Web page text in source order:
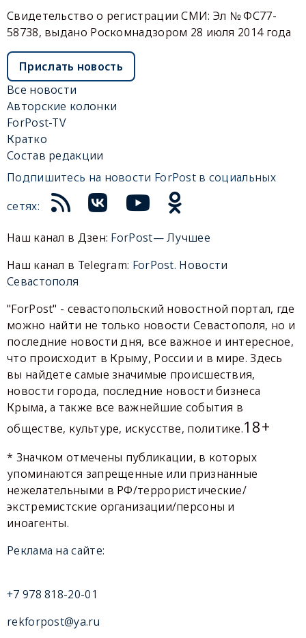
Свидетельство о регистрации СМИ: Эл № ФС77-
58738, выдано Роскомнадзором 28 июля 2014 года
Прислать новость
Все новости
Авторские колонки
ForPost-TV
Кратко
Состав редакции
Подпишитесь на новости ForPost в социальных
сетях:
Наш канал в Дзен: ForPost— Лучшее
Наш канал в Telegram: ForPost. Новости
Севастополя
"ForPost" - севастопольский новостной портал, где
можно найти не только новости Севастополя, но и
последние новости дня, все важное и интересное,
что происходит в Крыму, России и в мире. Здесь
вы найдете самые значимые происшествия,
новости города, последние новости бизнеса
Крыма, а также все важнейшие события в
обществе, культуре, искусстве, политике.18+
* Значком отмечены публикации, в которых
упоминаются запрещенные или признанные
нежелательными в РФ/террористические/
экстремистские организации/персоны и
иноагенты.
Реклама на сайте:
+7 978 818-20-01
rekforpost@ya.ru